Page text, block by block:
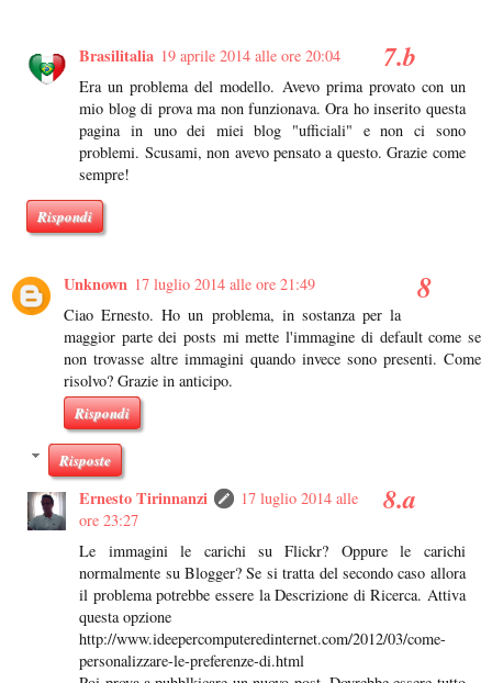
Brasilitalia 19 aprile 2014 alle ore 20:04
Era un problema del modello. Avevo prima provato con un
mio blog di prova ma non funzionava. Ora ho inserito questa
pagina in uno dei miei blog "ufficiali" e non ci sono
problemi. Scusami, non avevo pensato a questo. Grazie come
sempre!
Rispondi
Unknown 17 luglio 2014 alle ore 21:49
Ciao Ernesto. Ho un problema, in sostanza per la
maggior parte dei posts mi mette l'immagine di default come se
non trovasse altre immagini quando invece sono presenti. Come
risolvo? Grazie in anticipo.
Rispondi
Risposte
Ernesto Tirinnanzi
17 luglio 2014 alle
ore 23:27
Le immagini le carichi su Flickr? Oppure le carichi
normalmente su Blogger? Se si tratta del secondo caso allora
il problema potrebbe essere la Descrizione di Ricerca. Attiva
questa opzione
http://www.ideepercomputeredinternet.com/2012/03/come-
personalizzare-le-preferenze-di.html